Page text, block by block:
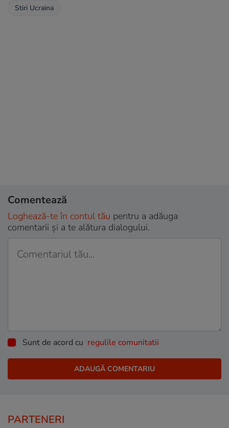
Stiri Ucraina
Comentează
Loghează-te în contul tău pentru a adăuga
comentarii și a te alătura dialogului.
Sunt de acord cu regulile comunitatii
PARTENERI